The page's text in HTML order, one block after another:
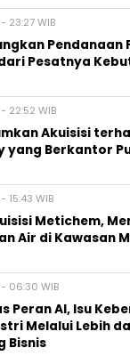
23:27 WIB
Pendanaan
Pesatnya
22:52 WIB
Akuisisi
yang Berkantor
WIB
Metichem,
Air di Kawasan
06:30 WIB
Peran AI, Isu
Melalui Lebih
Bisnis